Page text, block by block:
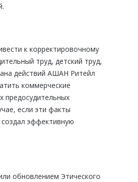
к корректировочному
труд, детский труд,
действий АШАН Ритейл
коммерческие
предосудительных
если эти факты
эффективную
обновлением Этического